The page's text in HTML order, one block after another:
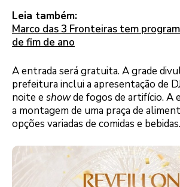
Leia também:
Marco das 3 Fronteiras tem
de fim de ano
A entrada será gratuita. A grade
prefeitura inclui a apresentação de
noite e showde fogos de artifício. A
a montagem de uma praça de
opções variadas de comidas e bebidas.